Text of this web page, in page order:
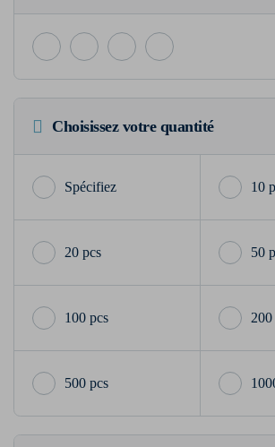
Choisissez votre quantité
10
20 pcs 50
100 pcs 200
500 pcs